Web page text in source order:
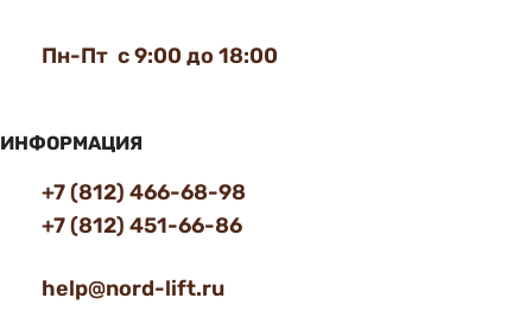
Пн-Пт с 9:00 до 18:00
ИНФОРМАЦИЯ
+7 (812) 466-68-98
+7 (812) 451-66-86
help@nord-lift.ru